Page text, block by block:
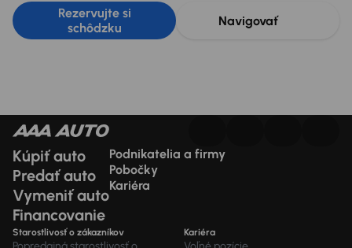
Rezervujte si
schôdzku
Navigovať
Kúpiť auto
Predať auto
Vymeniť auto
Financovanie
Podnikatelia a firmy
Pobočky
Kariéra
Starostlivosť o zákazníkov Kariéra